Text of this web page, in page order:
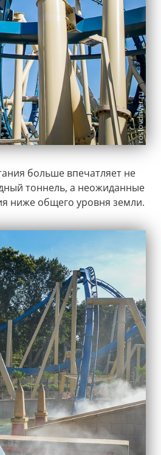
больше впечатляет не
тоннель, а неожиданные
ниже общего уровня земли.